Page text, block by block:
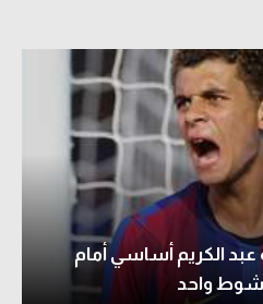
الكريم أساسي أمام
شوط واحد